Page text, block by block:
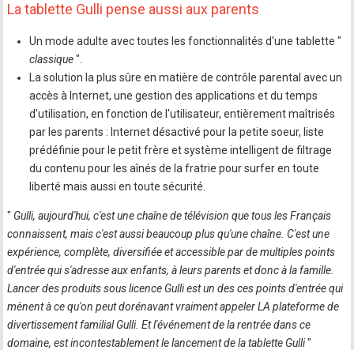
La tablette Gulli pense aussi aux parents
Un mode adulte avec toutes les fonctionnalités d'une tablette "
classique".
La solution la plus sûre en matière de contrôle parental avec un
accès à Internet, une gestion des applications et du temps
d'utilisation, en fonction de l'utilisateur, entièrement maîtrisés
par les parents : Internet désactivé pour la petite soeur, liste
prédéfinie pour le petit frère et système intelligent de filtrage
du contenu pour les aînés de la fratrie pour surfer en toute
liberté mais aussi en toute sécurité.
" Gulli, aujourd'hui, c'est une chaîne de télévision que tous les Français
connaissent, mais c'est aussi beaucoup plus qu'une chaîne. C'est une
expérience, complète, diversifiée et accessible par de multiples points
d'entrée qui s'adresse aux enfants, à leurs parents et donc à la famille.
Lancer des produits sous licence Gulli est un des ces points d'entrée qui
mènent à ce qu'on peut dorénavant vraiment appeler LA plateforme de
divertissement familial Gulli. Et l'événement de la rentrée dans ce
domaine, est incontestablement le lancement de la tablette Gulli"